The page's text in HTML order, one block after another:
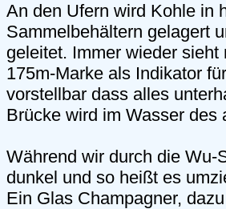
An den Ufern wird Kohle in
Sammelbehältern gelagert
geleitet. Immer wieder
175m-Marke als Indikator
vorstellbar dass alles
Brücke wird im Wasser des
Während wir durch die Wu-
dunkel und so heißt es
Ein Glas Champagner,